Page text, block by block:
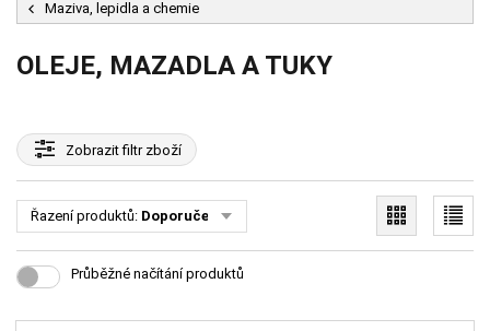
Maziva, lepidla a chemie
OLEJE, MAZADLA A TUKY
Zobrazitfiltr zboží
Řazení produktů: Doporučené
Průběžné načítání produktů